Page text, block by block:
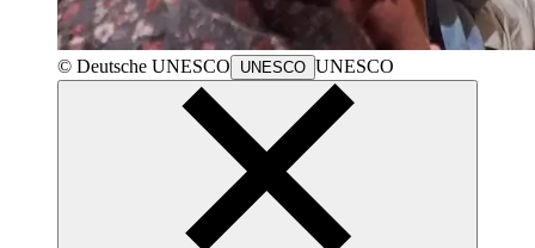
© Deutsche UNESCO UNESCO UNESCO